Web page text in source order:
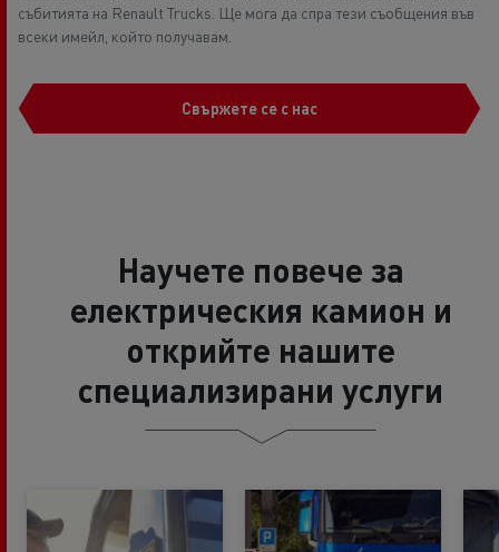
събитията на Renault Trucks. Ще мога да спра тези съобщения във
всеки имейл, който получавам.
Свържете се с нас
Научете повече за
електрическия камион и
открийте нашите
специализирани услуги